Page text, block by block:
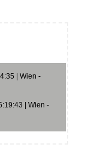
| Wien -
| Wien -